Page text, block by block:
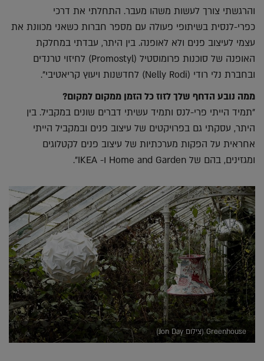
והרגשתי צורך לעשות משהו מעבר. התחלתי את דרכי
כפרי-לנסית בשיתופי פעולה עם מספר חברות כשאני מכוונת את
עצמי לעיצוב פנים ולא לאופנה. בין היתר, עבדתי במחלקת
האופנה של סוכנות פרומוסטיל (Promostyl) לחיזוי טרנדים
ובחברת נלי רודי (Nelly Rodi) לחדשנות ויעוץ קריאטיבי".
ממה נובע הדחף שלך לזוז כל הזמן ממקום למקום?
"תמיד הייתי פרי-לנס ותמיד עשיתי דברים שונים במקביל. בין
היתר, עסקתי גם בפרויקטים של עיצוב פנים ובמקביל הייתי
אחראית על הפקות מערכתיות של עיצוב פנים לקטלוגים
ומגזינים, בהם של Home and Garden ו- IKEA".
Greenhouse (צילום Jon Day)